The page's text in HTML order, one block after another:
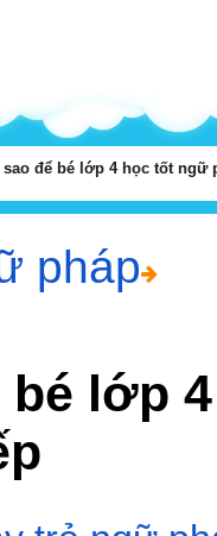
sao để bé lớp 4 học tốt ngữ
pháp
bé lớp